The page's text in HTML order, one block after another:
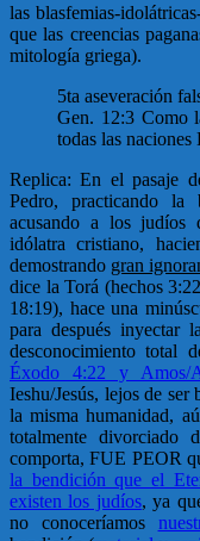
las blasfemias-
que las creencias
mitología griega).
5ta aseveración
Gen. 12:3 Como
todas las
Replica: En el pasaje
Pedro, practicando la
acusando a los judíos
idólatra cristiano,
demostrando gran
dice la Torá (hechos
18:19), hace una
para después inyectar
desconocimiento total
Éxodo 4:22 y Amos/
Ieshu/Jesús, lejos de
la misma humanidad,
totalmente
comporta, FUE PEOR
la bendición que el
existen los judíos, ya
no conoceríamos